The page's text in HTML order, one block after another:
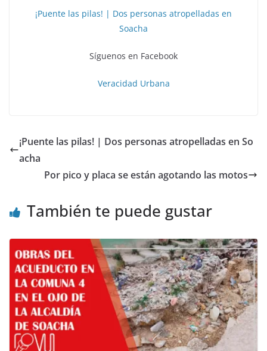
¡Puente las pilas! | Dos personas atropelladas en
Soacha
Síguenos en Facebook
Veracidad Urbana
¡Puente las pilas! | Dos personas atropelladas en So
acha
Por pico y placa se están agotando las motos
También te puede gustar